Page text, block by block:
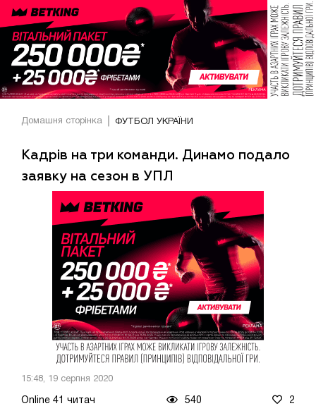
Домашня сторінка ФУТБОЛ УКРАЇНИ
Кадрів на три команди. Динамо подало
заявку на сезон в УПЛ
15:48, 19 серпня 2020
Online 41 читач 540 2